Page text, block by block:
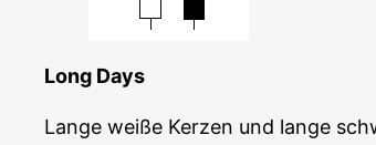
Long Days
Lan­ge wei­ße Ker­zen und lan­ge